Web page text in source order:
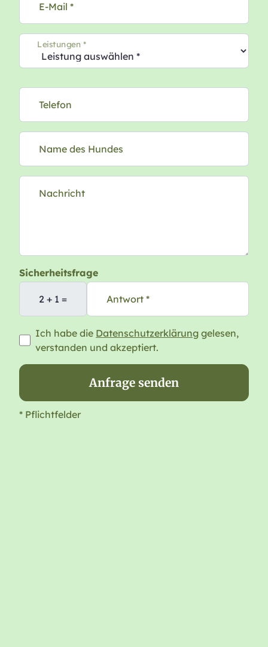
E-Mail *
Leistungen *
Telefon
Name des Hundes
Nachricht
Sicherheitsfrage
2 + 1 = Antwort *
Ich habe die Datenschutzerklärung gelesen,
verstanden und akzeptiert.
Anfrage senden
* Pflichtfelder